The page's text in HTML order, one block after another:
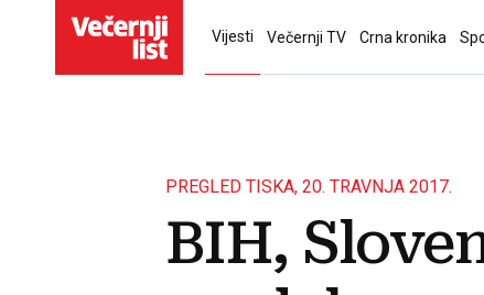
Vijesti Večernji TV Crna kronika
PREGLED TISKA, 20. TRAVNJA 2017.
BIH,